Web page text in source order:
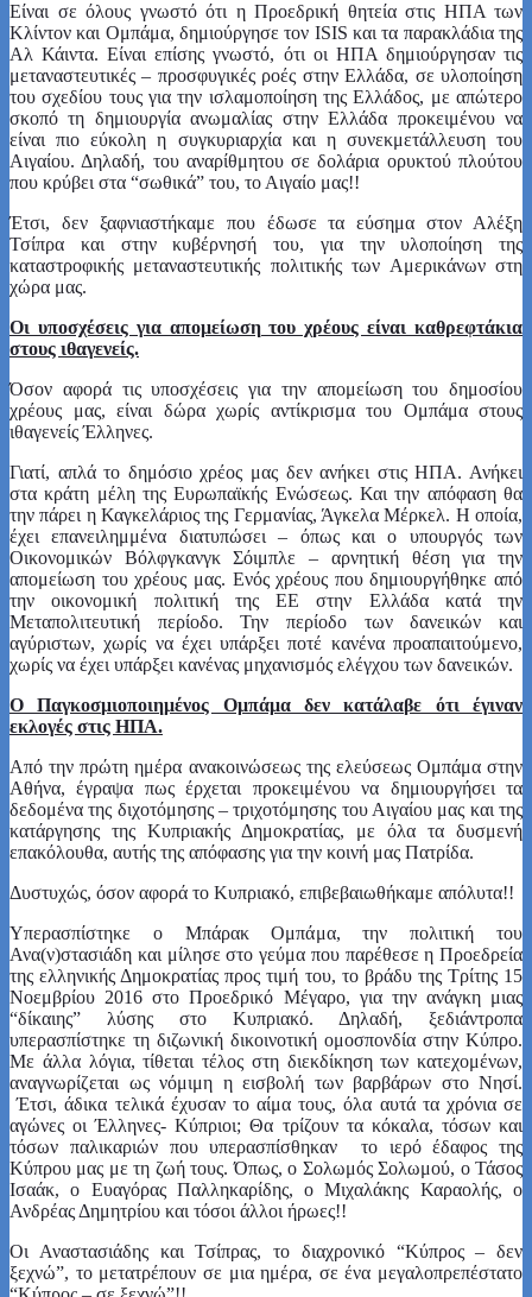
Είναι σε όλους γνωστό ότι η Προεδρική θητεία στις ΗΠΑ των
Κλίντον και Ομπάμα, δημιούργησε τον ISIS και τα παρακλάδια της
Αλ Κάιντα. Είναι επίσης γνωστό, ότι οι ΗΠΑ δημιούργησαν τις
μεταναστευτικές – προσφυγικές ροές στην Ελλάδα, σε υλοποίηση
του σχεδίου τους για την ισλαμοποίηση της Ελλάδος, με απώτερο
σκοπό τη δημιουργία ανωμαλίας στην Ελλάδα προκειμένου να
είναι πιο εύκολη η συγκυριαρχία και η συνεκμετάλλευση του
Αιγαίου. Δηλαδή, του αναρίθμητου σε δολάρια ορυκτού πλούτου
που κρύβει στα “σωθικά” του, το Αιγαίο μας!!
Έτσι, δεν ξαφνιαστήκαμε που έδωσε τα εύσημα στον Αλέξη
Τσίπρα και στην κυβέρνησή του, για την υλοποίηση της
καταστροφικής μεταναστευτικής πολιτικής των Αμερικάνων στη
χώρα μας.
Οι υποσχέσεις για απομείωση του χρέους είναι καθρεφτάκια
στους ιθαγενείς.
Όσον αφορά τις υποσχέσεις για την απομείωση του δημοσίου
χρέους μας, είναι δώρα χωρίς αντίκρισμα του Ομπάμα στους
ιθαγενείς Έλληνες.
Γιατί, απλά το δημόσιο χρέος μας δεν ανήκει στις ΗΠΑ. Ανήκει
στα κράτη μέλη της Ευρωπαϊκής Ενώσεως. Και την απόφαση θα
την πάρει η Καγκελάριος της Γερμανίας, Άγκελα Μέρκελ. Η οποία,
έχει επανειλημμένα διατυπώσει – όπως και ο υπουργός των
Οικονομικών Βόλφγκανγκ Σόιμπλε – αρνητική θέση για την
απομείωση του χρέους μας. Ενός χρέους που δημιουργήθηκε από
την οικονομική πολιτική της ΕΕ στην Ελλάδα κατά την
Μεταπολιτευτική περίοδο. Την περίοδο των δανεικών και
αγύριστων, χωρίς να έχει υπάρξει ποτέ κανένα προαπαιτούμενο,
χωρίς να έχει υπάρξει κανένας μηχανισμός ελέγχου των δανεικών.
Ο Παγκοσμιοποιημένος Ομπάμα δεν κατάλαβε ότι έγιναν
εκλογές στις ΗΠΑ.
Από την πρώτη ημέρα ανακοινώσεως της ελεύσεως Ομπάμα στην
Αθήνα, έγραψα πως έρχεται προκειμένου να δημιουργήσει τα
δεδομένα της διχοτόμησης – τριχοτόμησης του Αιγαίου μας και της
κατάργησης της Κυπριακής Δημοκρατίας, με όλα τα δυσμενή
επακόλουθα, αυτής της απόφασης για την κοινή μας Πατρίδα.
Δυστυχώς, όσον αφορά το Κυπριακό, επιβεβαιωθήκαμε απόλυτα!!
Υπερασπίστηκε ο Μπάρακ Ομπάμα, την πολιτική του
Ανα(ν)στασιάδη και μίλησε στο γεύμα που παρέθεσε η Προεδρεία
της ελληνικής Δημοκρατίας προς τιμή του, το βράδυ της Τρίτης 15
Νοεμβρίου 2016 στο Προεδρικό Μέγαρο, για την ανάγκη μιας
“δίκαιης” λύσης στο Κυπριακό. Δηλαδή, ξεδιάντροπα
υπερασπίστηκε τη διζωνική δικοινοτική ομοσπονδία στην Κύπρο.
Με άλλα λόγια, τίθεται τέλος στη διεκδίκηση των κατεχομένων,
αναγνωρίζεται ως νόμιμη η εισβολή των βαρβάρων στο Νησί.
Έτσι, άδικα τελικά έχυσαν το αίμα τους, όλα αυτά τα χρόνια σε
αγώνες οι Έλληνες- Κύπριοι; Θα τρίζουν τα κόκαλα, τόσων και
τόσων παλικαριών που υπερασπίσθηκαν το ιερό έδαφος της
Κύπρου μας με τη ζωή τους. Όπως, ο Σολωμός Σολωμού, ο Τάσος
Ισαάκ, ο Ευαγόρας Παλληκαρίδης, ο Μιχαλάκης Καραολής, ο
Ανδρέας Δημητρίου και τόσοι άλλοι ήρωες!!
Οι Αναστασιάδης και Τσίπρας, το διαχρονικό “Κύπρος – δεν
ξεχνώ”, το μετατρέπουν σε μια ημέρα, σε ένα μεγαλοπρεπέστατο